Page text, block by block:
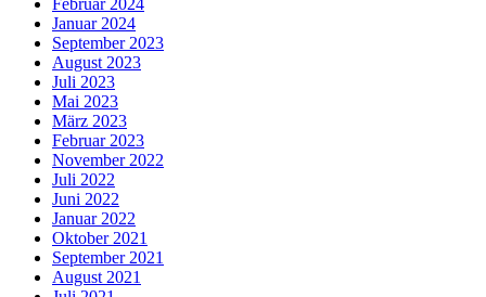
Januar 2024
September 2023
August 2023
Juli 2023
Mai 2023
März 2023
Februar 2023
November 2022
Juli 2022
Juni 2022
Januar 2022
Oktober 2021
September 2021
August 2021